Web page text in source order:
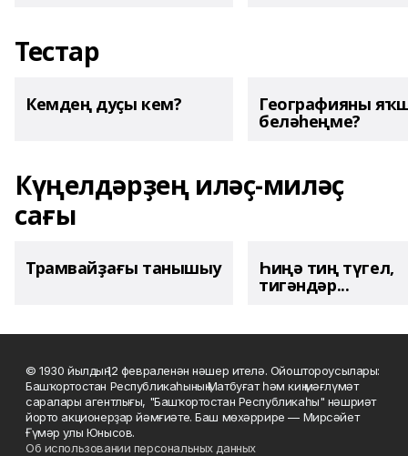
Тестар
Кемдең дуҫы кем? Географияны
беләһеңме?
Күңелдәрҙең иләҫ-миләҫ
сағы
Трамвайҙағы танышыу Һиңә тиң түгел,
тигәндәр...
© 1930 йылдың 12 февраленән нәшер ителә. Ойоштороусылары:
Башҡортостан Республикаһының Матбуғат һәм киң мәғлүмәт
саралары агентлығы, "Башҡортостан Республикаһы" нәшриәт
йорто акционерҙар йәмғиәте. Баш мөхәррире — Мирсәйет
Ғүмәр улы Юнысов.
Об использовании персональных данных